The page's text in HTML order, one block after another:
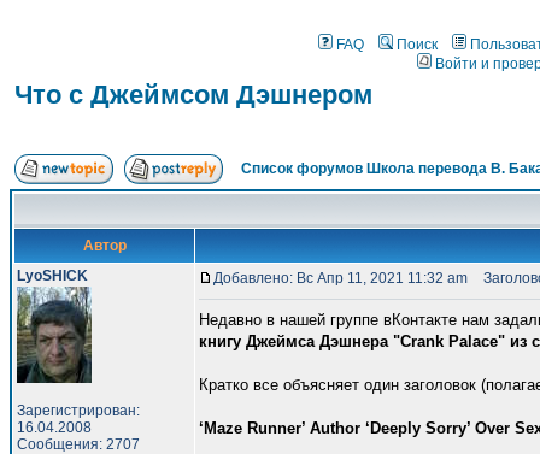
FAQ Поиск
Войти и
Что с Джеймсом Дэшнером
Список форумов Школа перевода В.
Автор
LyoSHICK
Зарегистрирован:
16.04.2008
Сообщения: 2707
Добавлено: Вс Апр 11, 2021 11:32 am
Недавно в нашей группе вКонтакте нам
книгу Джеймса Дэшнера "Crank Palace" из
Кратко все объясняет один заголовок
‘Maze Runner’ Author ‘Deeply Sorry’ Over